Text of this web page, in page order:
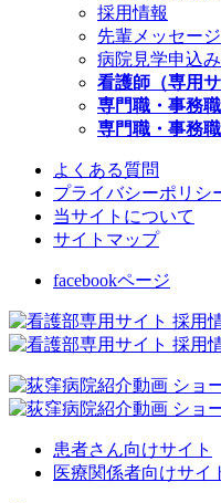
採用情報
先輩メッセージ
病院見学申込
看護師（専用サ
専門職・事務
専門職・事務
よくある質問
プライバシーポリシ
当サイトについて
サイトマップ
facebookページ
患者さん向けサイト
医療関係者向けサイ